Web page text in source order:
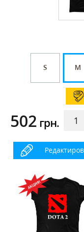
S M
502 грн.